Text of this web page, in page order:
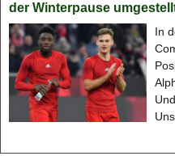
der Winterpause
In